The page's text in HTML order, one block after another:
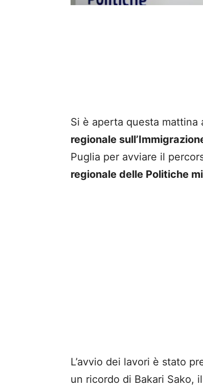
Si è aperta questa mattina
regionale
Puglia per avviare il
regionale delle Politiche
L’avvio dei lavori è stato
un ricordo di Bakari Sako,